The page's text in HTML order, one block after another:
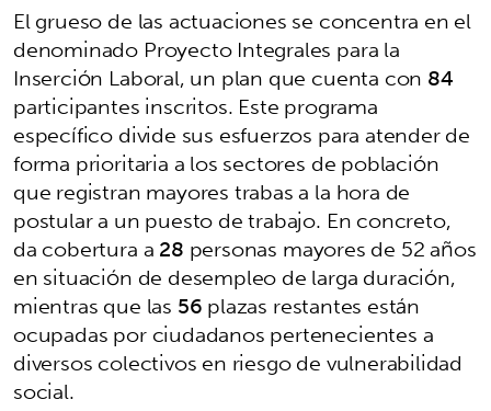
El grueso de las actuaciones se concentra en el
denominado Proyecto Integrales para la
Inserción Laboral, un plan que cuenta con 84
participantes inscritos. Este programa
específico divide sus esfuerzos para atender de
forma prioritaria a los sectores de población
que registran mayores trabas a la hora de
postular a un puesto de trabajo. En concreto,
da cobertura a28 personas mayores de 52 años
en situación de desempleo de larga duración,
mientras que las 56plazas restantes están
ocupadas por ciudadanos pertenecientes a
diversos colectivos en riesgo de vulnerabilidad
social.